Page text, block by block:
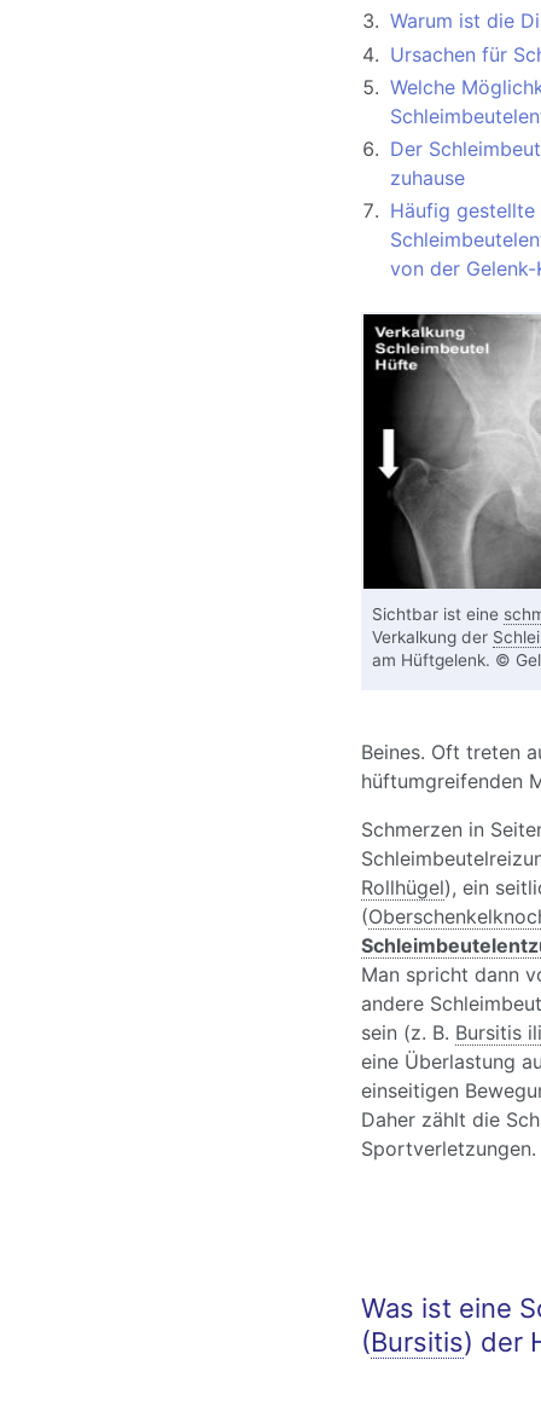
Warum ist die
Ursachen für
Welche
Der
zuhause
Häufig
von der Gelenk-
Sichtbar ist eine
Verkalkung der
am Hüftgelenk. ©
Beines. Oft treten
hüftumgreifenden
Schmerzen in
Rollhügel), ein
(
Man spricht dann
andere
sein (z. B. Bursitis
eine Überlastung
einseitigen
Daher zählt die
Sportverletzungen.
Was ist eine
(Bursitis) der